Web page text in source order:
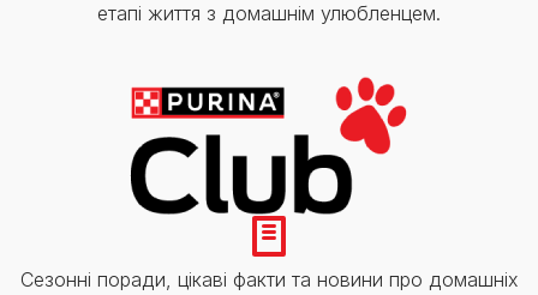
етапі життя з домашнім улюбленцем.
Сезонні поради, цікаві факти та новини про домашніх